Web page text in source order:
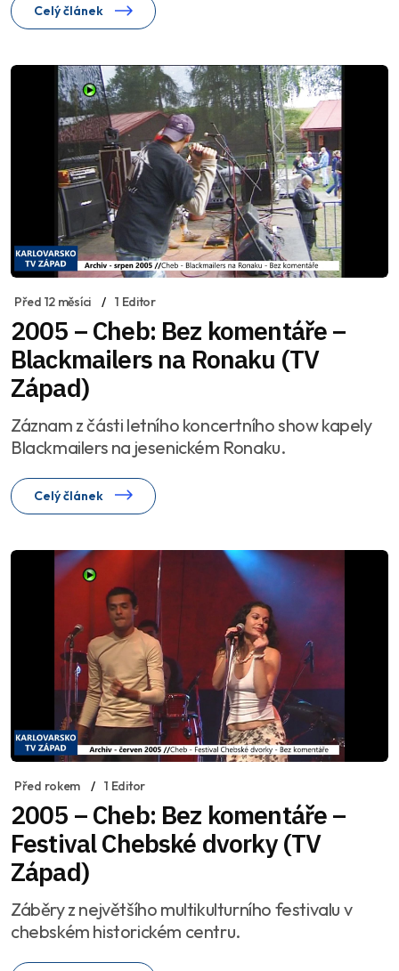
Celý článek
Před 12 měsíci 1 Editor
2005 – Cheb: Bez komentáře –
Blackmailers na Ronaku (TV
Západ)
Záznam z části letního koncertního show kapely
Blackmailers na jesenickém Ronaku.
Celý článek
Před rokem 1 Editor
2005 – Cheb: Bez komentáře –
Festival Chebské dvorky (TV
Západ)
Záběry z největšího multikulturního festivalu v
chebském historickém centru.